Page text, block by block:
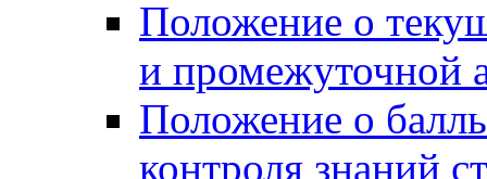
Положение о
и промежуточной
Положение о
контроля знаний